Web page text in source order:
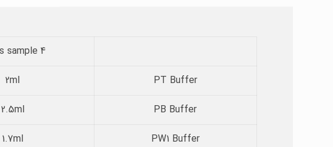
4 preps sample
PT Buffer
2ml
PB Buffer
2.5ml
PW1 Buffer
1.7ml